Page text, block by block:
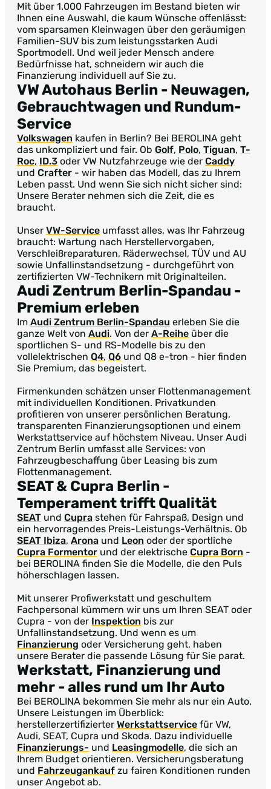
Mit über 1.000 Fahrzeugen im Bestand bieten wir
Ihnen eine Auswahl, die kaum Wünsche offenlässt:
vom sparsamen Kleinwagen über den geräumigen
Familien-SUV bis zum leistungsstarken Audi
Sportmodell. Und weil jeder Mensch andere
Bedürfnisse hat, schneidern wir auch die
Finanzierung individuell auf Sie zu.
VW Autohaus Berlin - Neuwagen,
Gebrauchtwagen und Rundum-
Service
Volkswagen kaufen in Berlin? Bei BEROLINA geht
das unkompliziert und fair. Ob Golf, Polo, Tiguan, T-
Roc, ID.3 oder VW Nutzfahrzeuge wie der Caddy
und Crafter - wir haben das Modell, das zu Ihrem
Leben passt. Und wenn Sie sich nicht sicher sind:
Unsere Berater nehmen sich die Zeit, die es
braucht.
Unser VW-Service umfasst alles, was Ihr Fahrzeug
braucht: Wartung nach Herstellervorgaben,
Verschleißreparaturen, Räderwechsel, TÜV und AU
sowie Unfallinstandsetzung - durchgeführt von
zertifizierten VW-Technikern mit Originalteilen.
Audi Zentrum Berlin-Spandau -
Premium erleben
Im Audi Zentrum Berlin-Spandau erleben Sie die
ganze Welt von Audi. Von der A-Reihe über die
sportlichen S- und RS-Modelle bis zu den
vollelektrischen Q4, Q6 und Q8 e-tron - hier finden
Sie Premium, das begeistert.
Firmenkunden schätzen unser Flottenmanagement
mit individuellen Konditionen. Privatkunden
profitieren von unserer persönlichen Beratung,
transparenten Finanzierungsoptionen und einem
Werkstattservice auf höchstem Niveau. Unser Audi
Zentrum Berlin umfasst alle Services: von
Fahrzeugbeschaffung über Leasing bis zum
Flottenmanagement.
SEAT & Cupra Berlin -
Temperament trifft Qualität
SEAT und Cupra stehen für Fahrspaß, Design und
ein hervorragendes Preis-Leistungs-Verhältnis. Ob
SEAT Ibiza, Arona und Leon oder der sportliche
Cupra Formentor und der elektrische Cupra Born -
bei BEROLINA finden Sie die Modelle, die den Puls
höherschlagen lassen.
Mit unserer Profiwerkstatt und geschultem
Fachpersonal kümmern wir uns um Ihren SEAT oder
Cupra - von der Inspektion bis zur
Unfallinstandsetzung. Und wenn es um
Finanzierung oder Versicherung geht, haben
unsere Berater die passende Lösung für Sie parat.
Werkstatt, Finanzierung und
mehr - alles rund um Ihr Auto
Bei BEROLINA bekommen Sie mehr als nur ein Auto.
Unsere Leistungen im Überblick:
herstellerzertifizierter Werkstattservice für VW,
Audi, SEAT, Cupra und Skoda. Dazu individuelle
Finanzierungs- und Leasingmodelle, die sich an
Ihrem Budget orientieren. Versicherungsberatung
und Fahrzeugankauf zu fairen Konditionen runden
unser Angebot ab.